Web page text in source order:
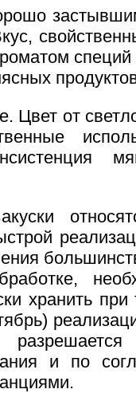
от
хранить
и по